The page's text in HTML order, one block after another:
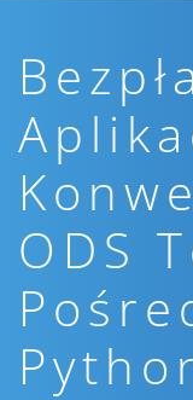
ODS